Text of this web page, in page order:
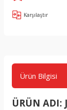
Karşılaştır
Ürün Bilgisi
ÜRÜN ADI: